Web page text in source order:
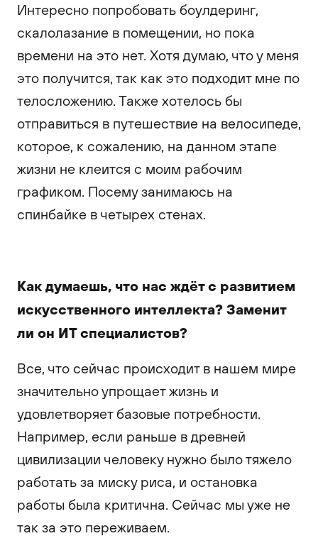
Интересно попробовать боулдеринг,
скалолазание в помещении, но пока
времени на это нет. Хотя думаю, что у меня
это получится, так как это подходит мне по
телосложению. Также хотелось бы
отправиться в путешествие на велосипеде,
которое, к сожалению, на данном этапе
жизни не клеится с моим рабочим
графиком. Посему занимаюсь на
спинбайке в четырех стенах.
Как думаешь, что нас ждёт с развитием
искусственного интеллекта? Заменит
ли он ИТ специалистов?
Все, что сейчас происходит в нашем мире
значительно упрощает жизнь и
удовлетворяет базовые потребности.
Например, если раньше в древней
цивилизации человеку нужно было тяжело
работать за миску риса, и остановка
работы была критична. Сейчас мы уже не
так за это переживаем.